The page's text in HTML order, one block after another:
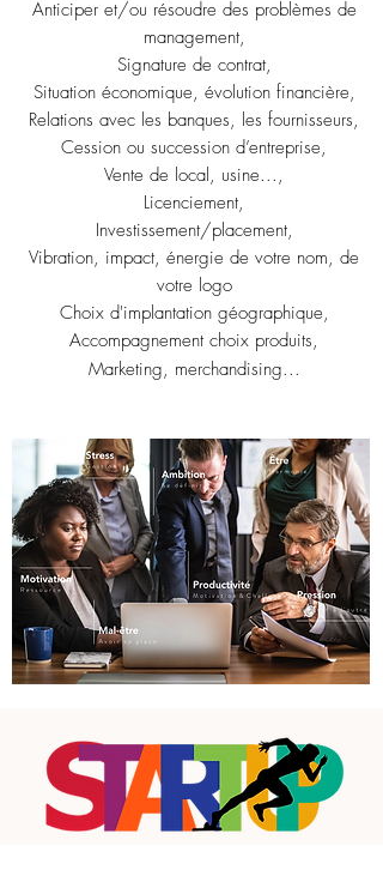
Anticiper et/ou résoudre des problèmes de
management,
Signature de contrat,
Situation économique, évolution financière,
Relations avec les banques, les fournisseurs,
Cession ou succession d’entreprise,
Vente de local, usine...,
Licenciement,
Investissement/placement,
Vibration, impact, énergie de votre nom, de
votre logo
Choix d'implantation géographique,
Accompagnement choix produits,
Marketing, merchandising...